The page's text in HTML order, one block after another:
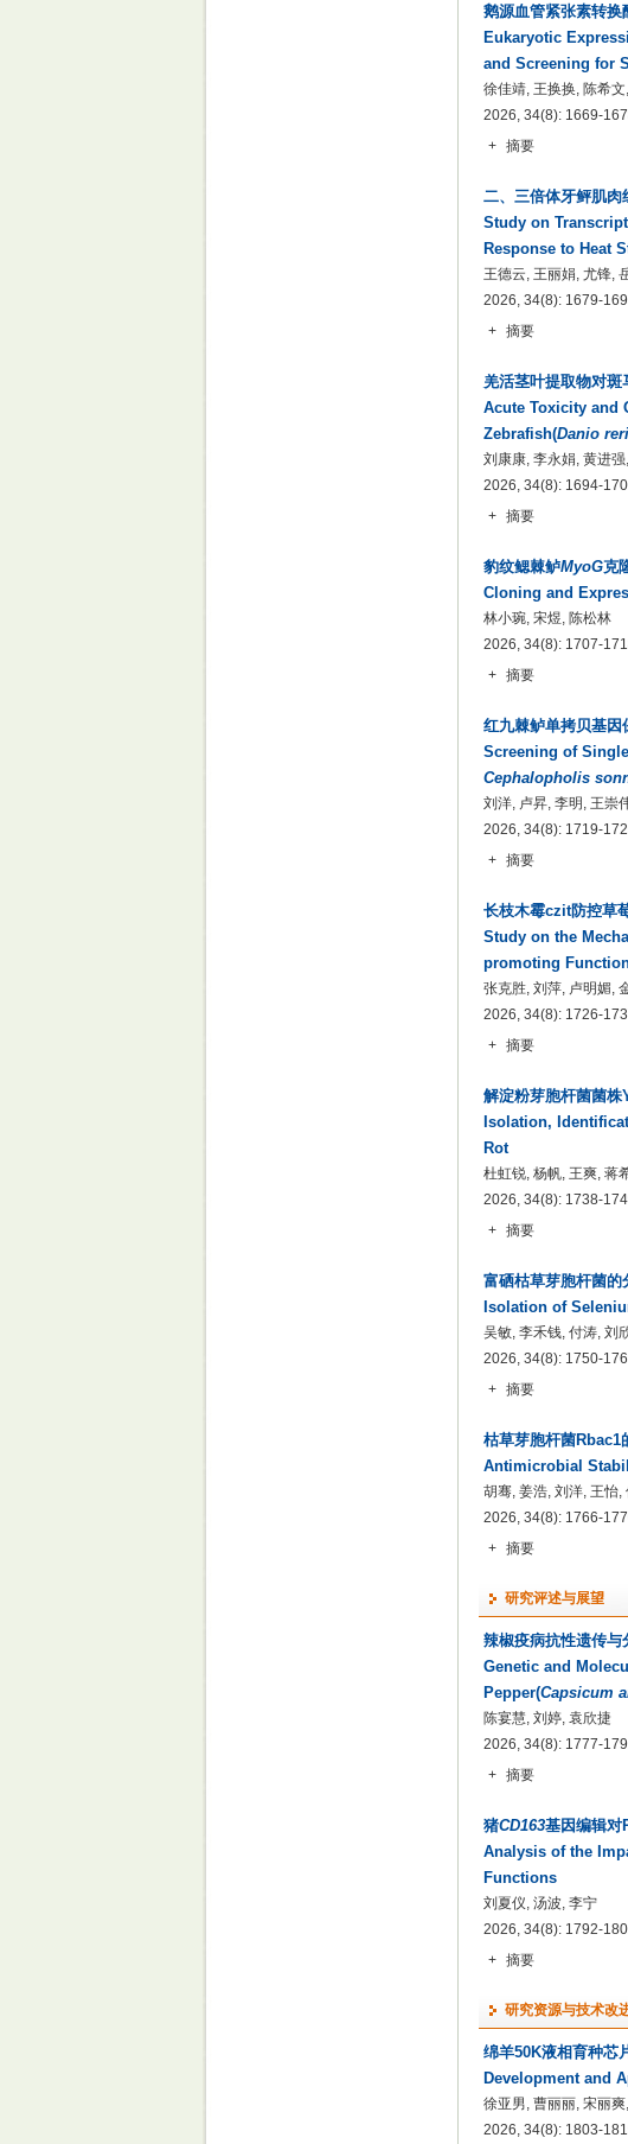
鹅源血管紧张素转换
Eukaryotic
and Screening for
徐佳靖, 王换换, 陈希
2026, 34(8): 1669-
+
摘要
二、三倍体牙鲆肌肉
Study on
Response to Heat
王德云, 王丽娟, 尤锋,
2026, 34(8): 1679-
+
摘要
羌活茎叶提取物对
Acute Toxicity and
Zebrafish(Danio
刘康康, 李永娟, 黄进
2026, 34(8): 1694-
+
摘要
豹纹鳃棘鲈MyoG克
Cloning and
林小琬, 宋煜, 陈松林
2026, 34(8): 1707-
+
摘要
红九棘鲈单拷贝基因
Screening of
Cephalopholis
刘洋, 卢昇, 李明, 王崇
2026, 34(8): 1719-
+
摘要
长枝木霉czit防控草
Study on the
promoting
张克胜, 刘萍, 卢明媚,
2026, 34(8): 1726-
+
摘要
解淀粉芽胞杆菌菌株
Isolation,
Rot
杜虹锐, 杨帆, 王爽, 蒋
2026, 34(8): 1738-
+
摘要
富硒枯草芽胞杆菌的
Isolation of
吴敏, 李禾钱, 付涛, 刘
2026, 34(8): 1750-
+
摘要
枯草芽胞杆菌Rbac1
Antimicrobial
胡骞, 姜浩, 刘洋, 王怡,
2026, 34(8): 1766-
+
摘要
研究评述与展望
辣椒疫病抗性遗传与
Genetic and
Pepper(Capsicum
陈宴慧, 刘婷, 袁欣捷
2026, 34(8): 1777-
+
摘要
猪CD163基因编辑对
Analysis of the
Functions
刘夏仪, 汤波, 李宁
2026, 34(8): 1792-
+
摘要
研究资源与技术改
绵羊50K液相育种芯
Development and
徐亚男, 曹丽丽, 宋丽
2026, 34(8): 1803-